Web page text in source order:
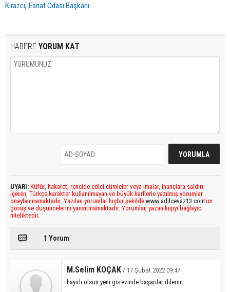
Kirazcı, Esnaf Odası Başkanı
HABERE YORUM KAT
UYARI: Küfür, hakaret, rencide edici cümleler veya imalar, inançlara saldırı
içeren, Türkçe karakter kullanılmayan ve büyük harflerle yazılmış yorumlar
onaylanmamaktadır. Yazılan yorumlar hiçbir şekilde www.adilcevaz13.com’un
görüş ve düşüncelerini yansıtmamaktadır. Yorumlar, yazan kişiyi bağlayıcı
niteliktedir.
1 Yorum
M.Selim KOÇAK / 17 Şubat 2022 09:47
hayırlı olsun yeni görevinde başarılar dilerim